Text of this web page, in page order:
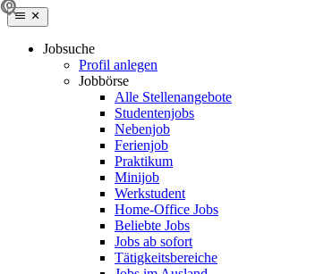
Jobsuche
Profil anlegen
Jobbörse
Alle Stellenangebote
Studentenjobs
Nebenjob
Ferienjob
Praktikum
Minijob
Werkstudent
Home-Office Jobs
Beliebte Jobs
Jobs ab sofort
Tätigkeitsbereiche